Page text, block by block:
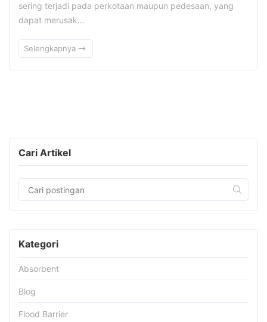
sering terjadi pada perkotaan maupun pedesaan, yang
dapat merusak…
Selengkapnya
Cari Artikel
Kategori
Absorbent
Blog
Flood Barrier